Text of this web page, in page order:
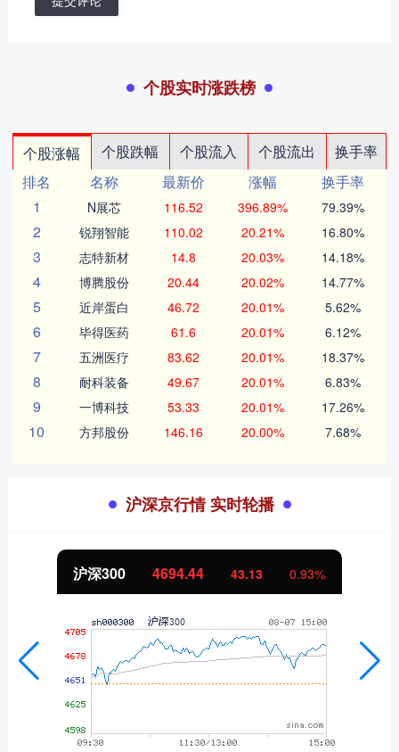
个股实时涨跌榜
个股涨幅 个股跌幅 个股流入 个股流出
换手率
排名
名称 最新价 涨幅
换手率
1
N展芯 116.52 396.89% 79.39%
2 锐翔智能 110.02 20.21% 16.80%
3 志特新材 14.8 20.03% 14.18%
4 博腾股份 20.44 20.02% 14.77%
5 近岸蛋白 46.72 20.01% 5.62%
6 毕得医药 61.6 20.01% 6.12%
7 五洲医疗 83.62 20.01% 18.37%
8 耐科装备 49.67 20.01% 6.83%
9 一博科技 53.33 20.01% 17.26%
10 方邦股份 146.16 20.00% 7.68%
沪深京行情 实时轮播
沪深300 4694.44 43.13 0.93%